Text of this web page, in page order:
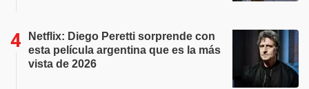
Netflix: Diego Peretti sorprende con
esta película argentina que es la más
vista de 2026